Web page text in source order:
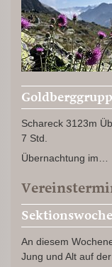
Schareck 3123m
7 Std.
Übernachtung im…
An diesem
Jung und Alt auf